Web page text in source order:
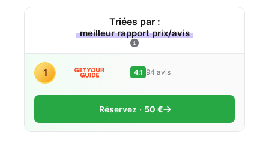
Triées par :
meilleur rapport prix/avis
1 4.1 94 avis
Réservez 50 €